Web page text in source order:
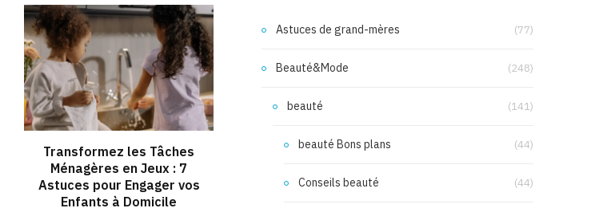
Transformez les Tâches
Ménagères en Jeux : 7
Astuces pour Engager vos
Enfants à Domicile
Astuces de grand-mères (77)
Beauté&Mode (248)
beauté (141)
beauté Bons plans (44)
Conseils beauté (44)